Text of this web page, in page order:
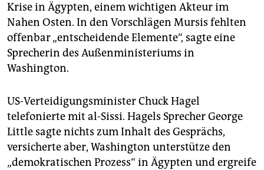
Krise in Ägypten, einem wichtigen Akteur im
Nahen Osten. In den Vorschlägen Mursis fehlten
offenbar „entscheidende Elemente“, sagte eine
Sprecherin des Außenministeriums in
Washington.
US-Verteidigungsminister Chuck Hagel
telefonierte mit al-Sissi. Hagels Sprecher George
Little sagte nichts zum Inhalt des Gesprächs,
versicherte aber, Washington unterstütze den
„demokratischen Prozess“ in Ägypten und ergreife